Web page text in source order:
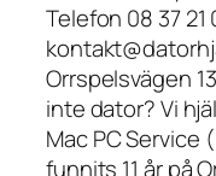
Telefon 08 37
Orrspelsvägen
inte dator? Vi
Mac PC Service
funnits 11 år på